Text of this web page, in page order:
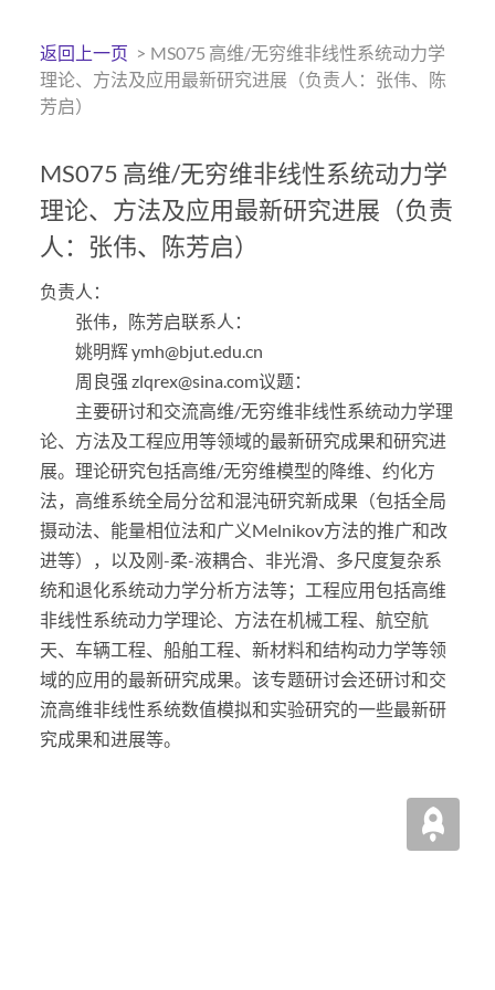
返回上一页 > MS075 高维/无穷维非线性系统动力学
理论、方法及应用最新研究进展（负责人：张伟、陈
芳启）
MS075 高维/无穷维非线性系统动力学
理论、方法及应用最新研究进展（负责
人：张伟、陈芳启）
负责人：
张伟，陈芳启联系人：
姚明辉 ymh@bjut.edu.cn
周良强 zlqrex@sina.com议题：
主要研讨和交流高维/无穷维非线性系统动力学理
论、方法及工程应用等领域的最新研究成果和研究进
展。理论研究包括高维/无穷维模型的降维、约化方
法，高维系统全局分岔和混沌研究新成果（包括全局
摄动法、能量相位法和广义Melnikov方法的推广和改
进等），以及刚-柔-液耦合、非光滑、多尺度复杂系
统和退化系统动力学分析方法等；工程应用包括高维
非线性系统动力学理论、方法在机械工程、航空航
天、车辆工程、船舶工程、新材料和结构动力学等领
域的应用的最新研究成果。该专题研讨会还研讨和交
流高维非线性系统数值模拟和实验研究的一些最新研
究成果和进展等。